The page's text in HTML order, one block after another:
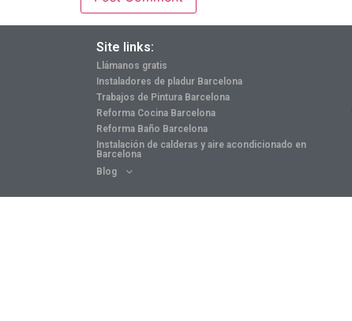
Site links:
Llámanos gratis
Instaladores de pladur Barcelona
Trabajos de Pintura Barcelona
Reforma Cocina Barcelona
Reforma Baño Barcelona
Instalación de calderas y aire acondicionado en
Barcelona
Blog